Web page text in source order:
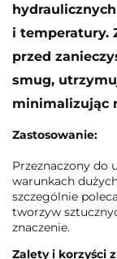
i temperatury.
przed
smug,
minimalizując
Zastosowanie:
Przeznaczony do
warunkach
szczególnie
tworzyw
znaczenie.
Zalety i korzyści